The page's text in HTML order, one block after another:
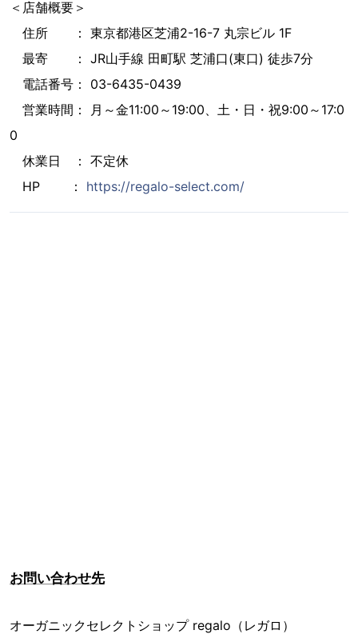
＜店舗概要＞
住所 ： 東京都港区芝浦2-16-7 丸宗ビル 1F
最寄 ： JR山手線 田町駅 芝浦口(東口) 徒歩7分
電話番号： 03-6435-0439
営業時間： 月～金11:00～19:00、土・日・祝9:00～17:0
0
休業日 ： 不定休
HP ： https://regalo-select.com/
お問い合わせ先
オーガニックセレクトショップ regalo（レガロ）